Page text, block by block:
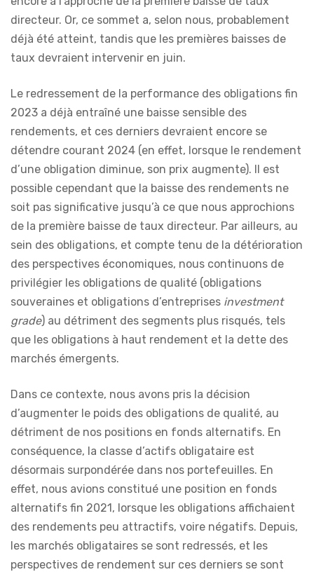
directeur. Or, ce sommet a, selon nous, probablement
déjà été atteint, tandis que les premières baisses de
taux devraient intervenir en juin.
Le redressement de la performance des obligations fin
2023 a déjà entraîné une baisse sensible des
rendements, et ces derniers devraient encore se
détendre courant 2024 (en effet, lorsque le rendement
d’une obligation diminue, son prix augmente). Il est
possible cependant que la baisse des rendements ne
soit pas significative jusqu’à ce que nous approchions
de la première baisse de taux directeur. Par ailleurs, au
sein des obligations, et compte tenu de la détérioration
des perspectives économiques, nous continuons de
privilégier les obligations de qualité (obligations
souveraines et obligations d’entreprises investment
grade) au détriment des segments plus risqués, tels
que les obligations à haut rendement et la dette des
marchés émergents.
Dans ce contexte, nous avons pris la décision
d’augmenter le poids des obligations de qualité, au
détriment de nos positions en fonds alternatifs. En
conséquence, la classe d’actifs obligataire est
désormais surpondérée dans nos portefeuilles. En
effet, nous avions constitué une position en fonds
alternatifs fin 2021, lorsque les obligations affichaient
des rendements peu attractifs, voire négatifs. Depuis,
les marchés obligataires se sont redressés, et les
perspectives de rendement sur ces derniers se sont